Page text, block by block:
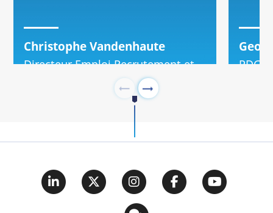
Christophe Vandenhaute
Directeur Emploi Recrutement et
PDG -